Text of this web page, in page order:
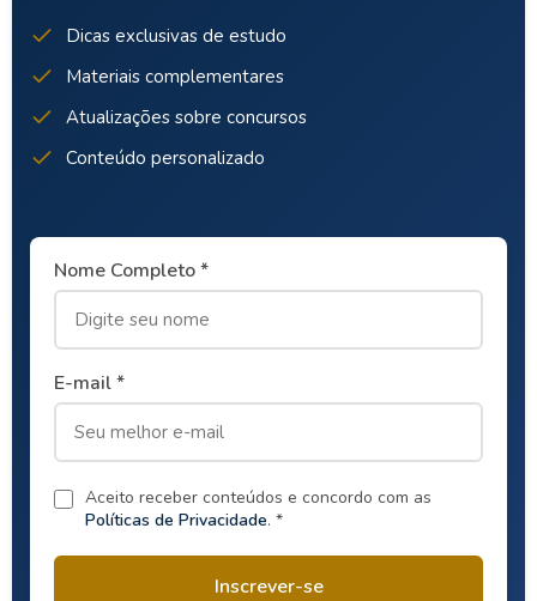
Dicas exclusivas de estudo
Materiais complementares
Atualizações sobre concursos
Conteúdo personalizado
Nome Completo *
E-mail *
Aceito receber conteúdos e concordo com as
Políticas de Privacidade. *
Inscrever-se